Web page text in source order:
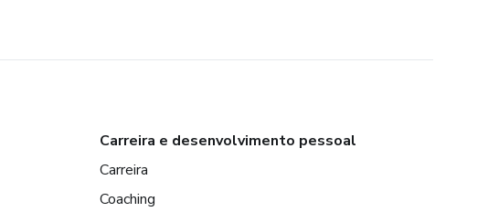
Carreira e desenvolvimento pessoal
Carreira
Coaching